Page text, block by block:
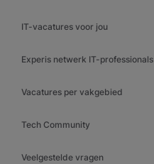
IT-vacatures voor jou
Experis netwerk IT-professionals
Vacatures per vakgebied
Tech Community
Veelgestelde vragen